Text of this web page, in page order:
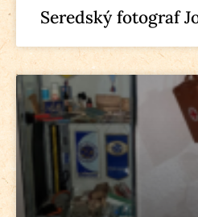
Seredský fotograf